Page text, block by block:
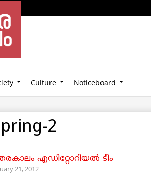
Culture Noticeboard
2
എഡിറ്റോറിയല്‍ ടീം
21, 2012